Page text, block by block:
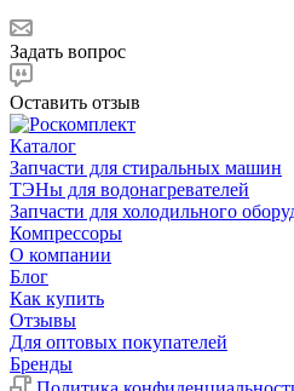
Задать вопрос
Оставить отзыв
Каталог
Запчасти для стиральных машин
ТЭНы для водонагревателей
Запчасти для холодильного
Компрессоры
О компании
Блог
Как купить
Отзывы
Для оптовых покупателей
Бренды